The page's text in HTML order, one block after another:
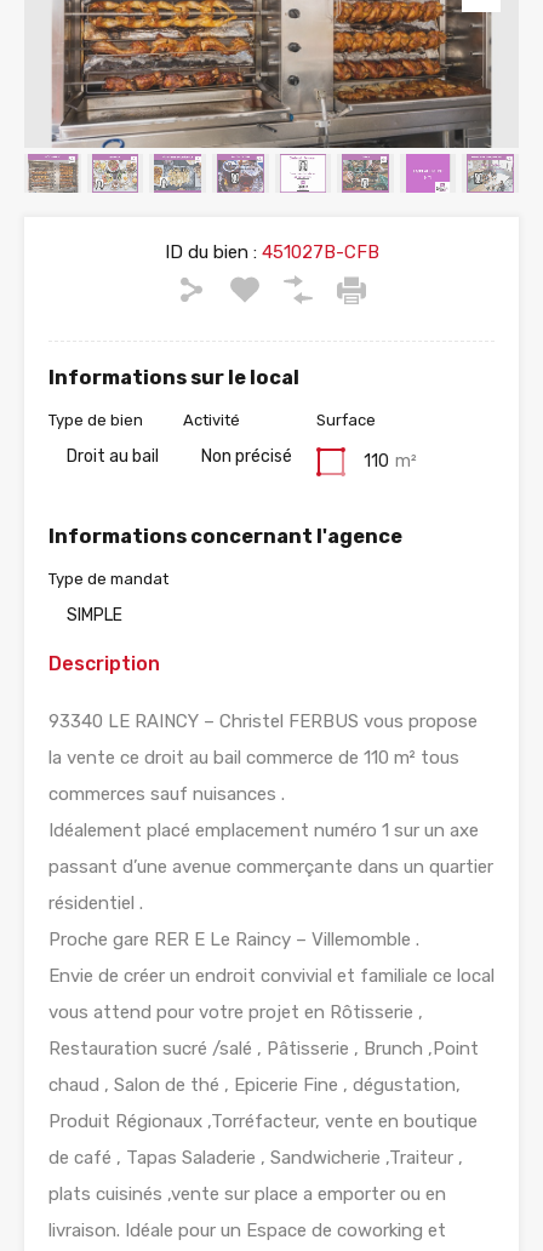
ID du bien :451027B-CFB
Informations sur le local
Type de bien
Droit au bail
Activité
Non précisé
Surface
110 m²
Informations concernant l'agence
Type de mandat
SIMPLE
Description
93340 LE RAINCY – Christel FERBUS vous propose
la vente ce droit au bail commerce de 110 m² tous
commerces sauf nuisances .
Idéalement placé emplacement numéro 1 sur un axe
passant d’une avenue commerçante dans un quartier
résidentiel .
Proche gare RER E Le Raincy – Villemomble .
Envie de créer un endroit convivial et familiale ce local
vous attend pour votre projet en Rôtisserie ,
Restauration sucré /salé , Pâtisserie , Brunch ,Point
chaud , Salon de thé , Epicerie Fine , dégustation,
Produit Régionaux ,Torréfacteur, vente en boutique
de café , Tapas Saladerie , Sandwicherie ,Traiteur ,
plats cuisinés ,vente sur place a emporter ou en
livraison. Idéale pour un Espace de coworking et